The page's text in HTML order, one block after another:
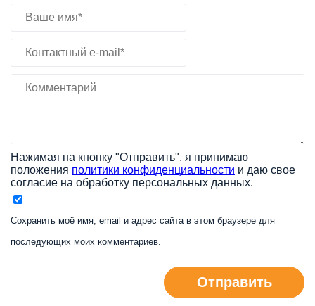
Нажимая на кнопку "Отправить", я принимаю
положения политики конфиденциальности и даю свое
согласие на обработку персональных данных.
Сохранить моё имя, email и адрес сайта в этом браузере для
последующих моих комментариев.
Отправить